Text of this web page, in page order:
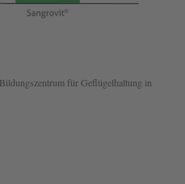
für Geflügelhaltung in